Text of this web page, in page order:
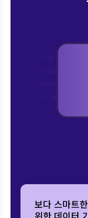
보다 스마트